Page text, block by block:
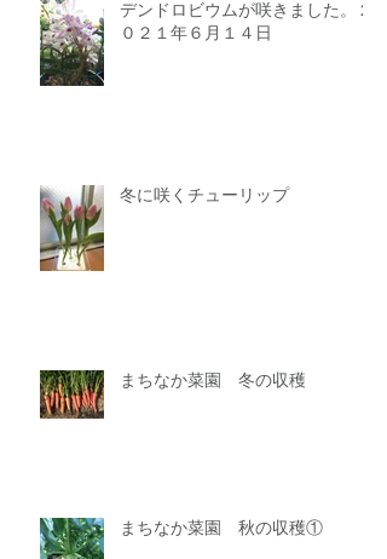
デンドロビウムが咲きました。２
０２１年６月１４日
冬に咲くチューリップ
まちなか菜園 冬の収穫
まちなか菜園 秋の収穫①